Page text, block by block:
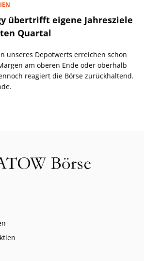
übertrifft eigene Jahresziele
Quartal
unseres Depotwerts erreichen schon
am oberen Ende oder oberhalb
reagiert die Börse zurückhaltend.